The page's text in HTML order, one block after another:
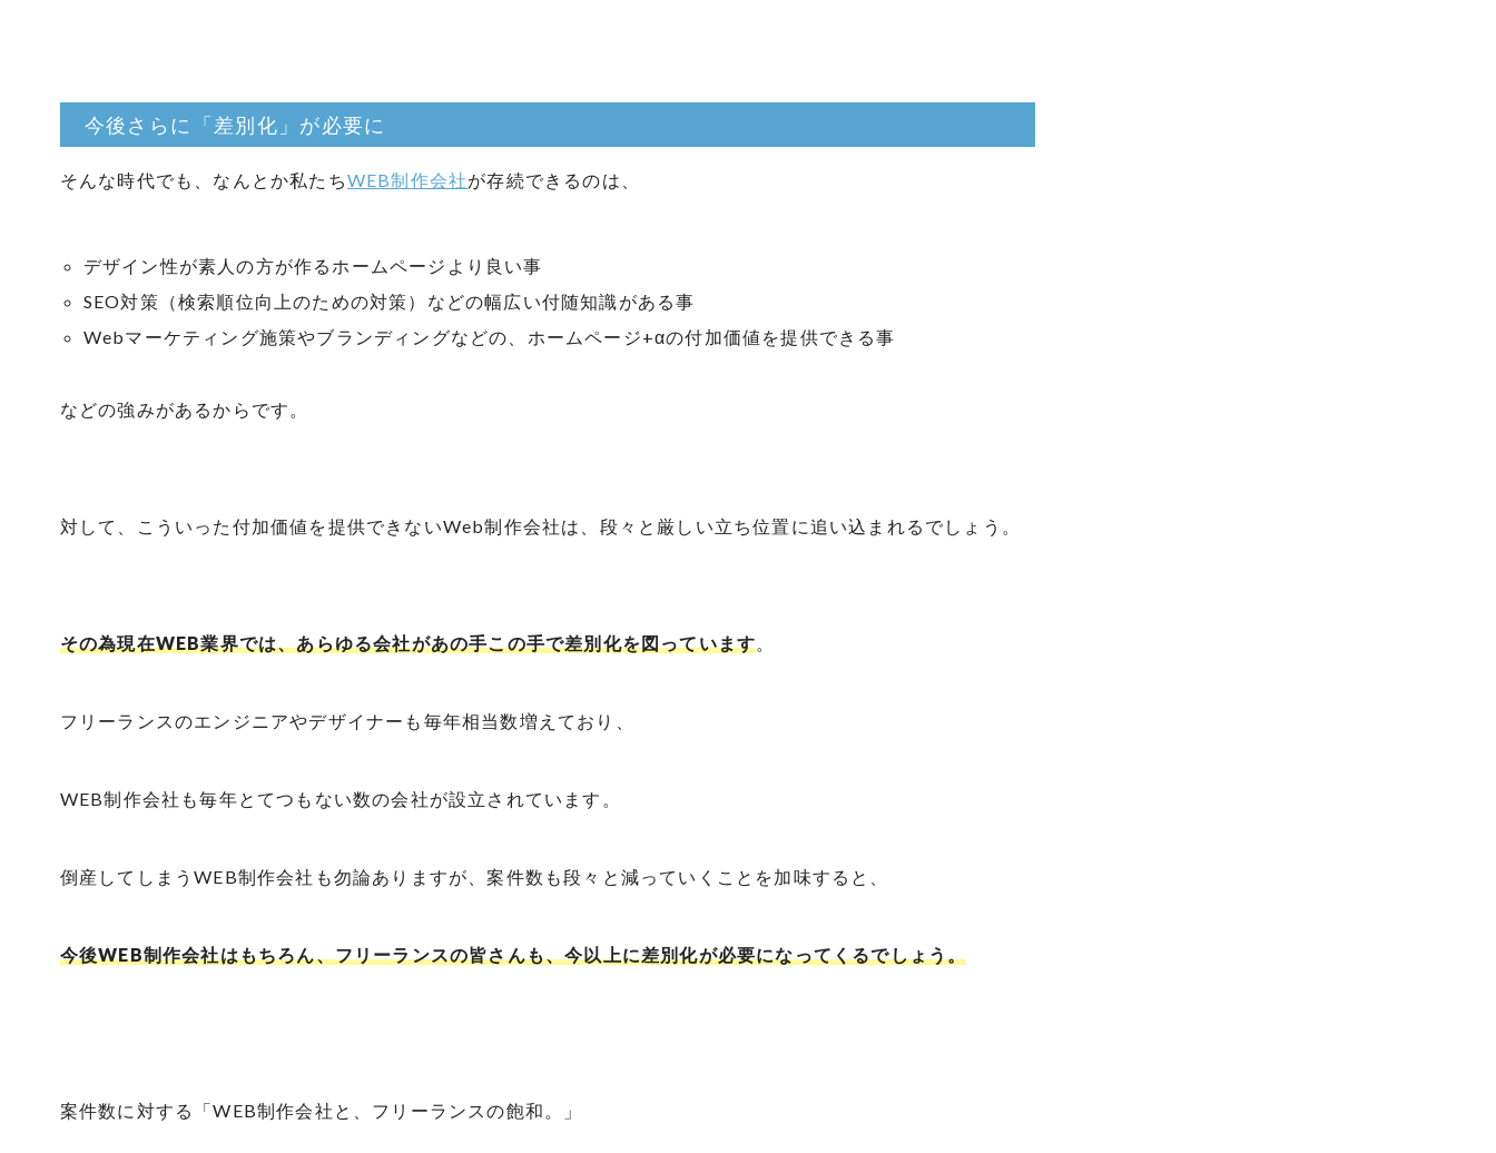
今後さらに「差別化」が必要に
そんな時代でも、なんとか私たちWEB制作会社が存続できるのは、
デザイン性が素人の方が作るホームページより良い事
SEO対策（検索順位向上のための対策）などの幅広い付随知識がある事
Webマーケティング施策やブランディングなどの、ホームページ+αの付加価値を提供できる事
などの強みがあるからです。
対して、こういった付加価値を提供できないWeb制作会社は、段々と厳しい立ち位置に追い込まれるでしょう。
その為現在WEB業界では、あらゆる会社があの手この手で差別化を図っています。
フリーランスのエンジニアやデザイナーも毎年相当数増えており、
WEB制作会社も毎年とてつもない数の会社が設立されています。
倒産してしまうWEB制作会社も勿論ありますが、案件数も段々と減っていくことを加味すると、
今後WEB制作会社はもちろん、フリーランスの皆さんも、今以上に差別化が必要になってくるでしょう。
案件数に対する「WEB制作会社と、フリーランスの飽和。」